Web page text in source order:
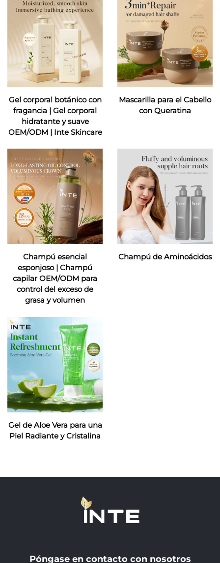
Gel corporal botánico con
fragancia | Gel corporal
hidratante y suave
OEM/ODM | Inte Skincare
Mascarilla para el Cabello
con Queratina
Champú esencial
esponjoso | Champú
capilar OEM/ODM para
control del exceso de
grasa y volumen
Champú de Aminoácidos
Gel de Aloe Vera para una
Piel Radiante y Cristalina
Póngase en contacto con nosotros